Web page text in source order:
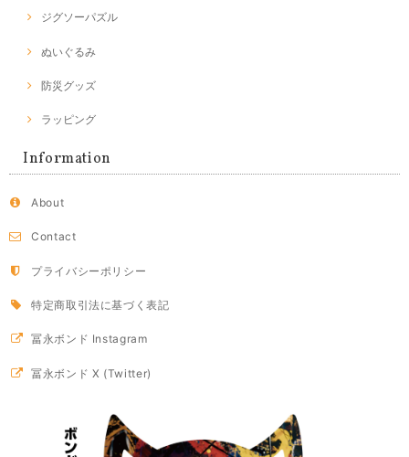
ジグソーパズル
ぬいぐるみ
防災グッズ
ラッピング
Information
About
Contact
プライバシーポリシー
特定商取引法に基づく表記
冨永ボンド Instagram
冨永ボンド X (Twitter)